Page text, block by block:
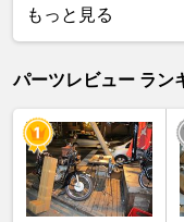
もっと見る
パーツレビュー ラン